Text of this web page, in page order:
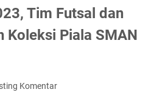
Tim Futsal dan
Koleksi Piala SMAN
Komentar